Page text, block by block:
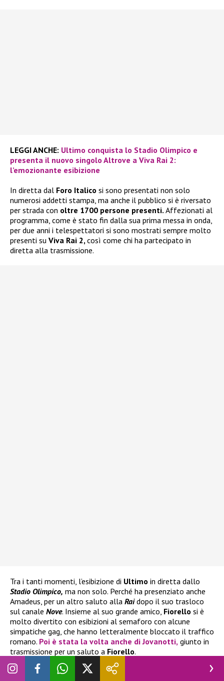
LEGGI ANCHE: Ultimo conquista lo Stadio Olimpico e
presenta il nuovo singolo Altrove a Viva Rai 2:
l’emozionante esibizione
In diretta dal Foro Italico si sono presentati non solo
numerosi addetti stampa, ma anche il pubblico si è riversato
per strada con oltre 1700 persone presenti. Affezionati al
programma, come è stato fin dalla sua prima messa in onda,
per due anni i telespettatori si sono mostrati sempre molto
presenti su Viva Rai 2, così come chi ha partecipato in
diretta alla trasmissione.
Tra i tanti momenti, l’esibizione di Ultimo in diretta dallo
Stadio Olimpico, ma non solo. Perché ha presenziato anche
Amadeus, per un altro saluto alla Raidopo il suo trasloco
sul canale Nove. Insieme al suo grande amico, Fiorello si è
molto divertito con esibizioni al semaforo con alcune
simpatiche gag, che hanno letteralmente bloccato il traffico
romano. Poi è stata la volta anche diJovanotti, giunto in
trasmissione per un saluto a Fiorello.
Insomma
Viva Rai 2
chiude i battenti dopo un’altra stagione